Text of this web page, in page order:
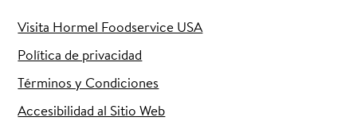
Visita Hormel Foodservice USA
Política de privacidad
Términos y Condiciones
Accesibilidad al Sitio Web